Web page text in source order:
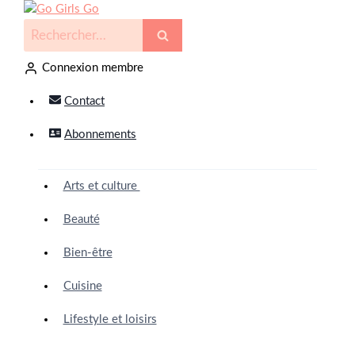
Connexion membre
Contact
Abonnements
Arts et culture
Beauté
Bien-être
Cuisine
Lifestyle et loisirs